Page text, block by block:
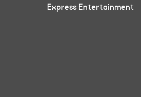
Express Entertainment